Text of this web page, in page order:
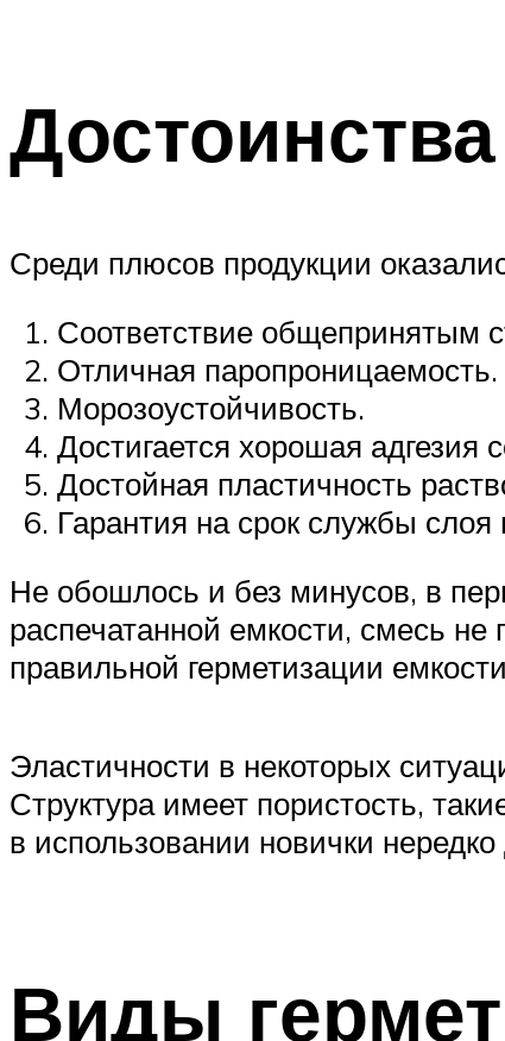
Среди плюсов продукции
Соответствие общепринятым
Отличная паропроницаемость.
Морозоустойчивость.
Достигается хорошая
Достойная пластичность
Гарантия на срок службы слоя
Не обошлось и без минусов, в
распечатанной емкости, смесь
правильной герметизации
Эластичности в некоторых
Структура имеет пористость,
в использовании новички
Виды